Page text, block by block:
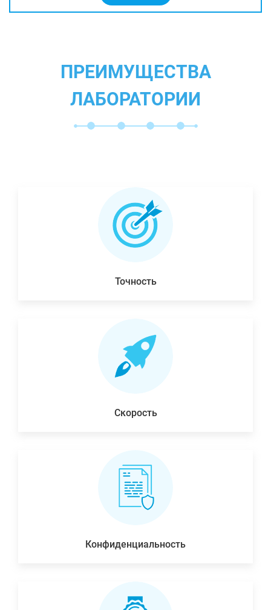
ПРЕИМУЩЕСТВА
ЛАБОРАТОРИИ
Точность
Скорость
Конфиденциальность